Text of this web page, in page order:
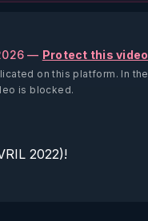
— Protect this video
on this platform. In
is blocked.
2022)!